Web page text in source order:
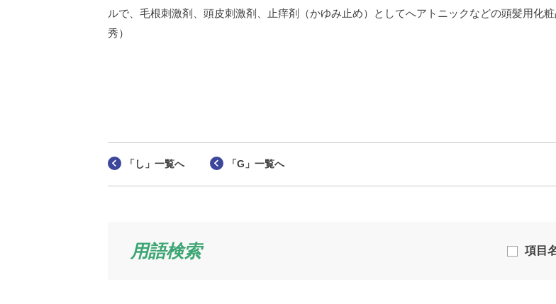
ルで、毛根刺激剤、頭皮刺激剤、止痒剤（かゆみ止め）としてへアトニックなどの頭髪用化
秀）
「し」一覧へ 「G」一覧へ
用語検索 項目